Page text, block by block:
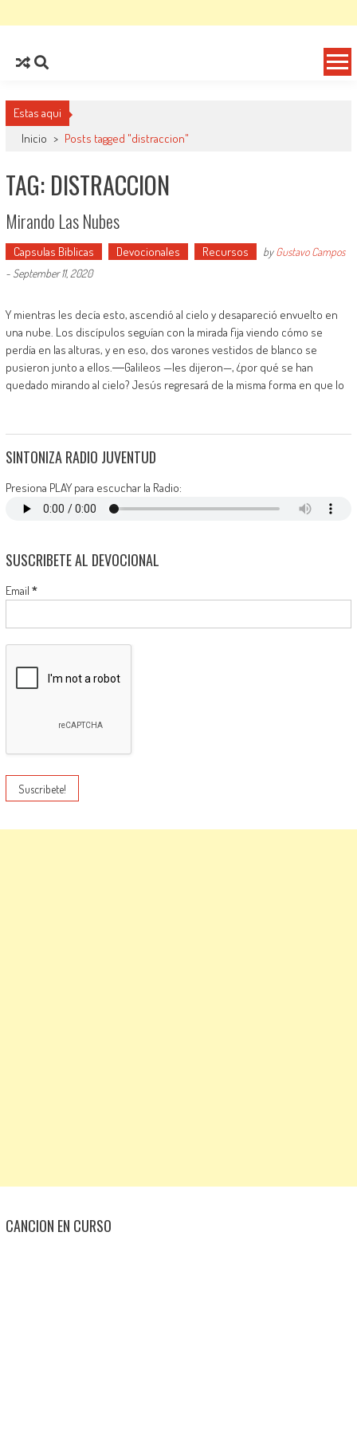
Estas aqui
Inicio > Posts tagged "distraccion"
TAG: DISTRACCION
Mirando Las Nubes
Capsulas Biblicas Devocionales Recursos byGustavo Campos
- September 11, 2020
Y mientras les decía esto, ascendió al cielo y desapareció envuelto en
una nube. Los discípulos seguían con la mirada fija viendo cómo se
perdía en las alturas, y en eso, dos varones vestidos de blanco se
pusieron junto a ellos.―Galileos —les dijeron—, ¿por qué se han
quedado mirando al cielo? Jesús regresará de la misma forma en que lo
SINTONIZA RADIO JUVENTUD
Presiona PLAY para escuchar la Radio:
SUSCRIBETE AL DEVOCIONAL
Email *
CANCION EN CURSO